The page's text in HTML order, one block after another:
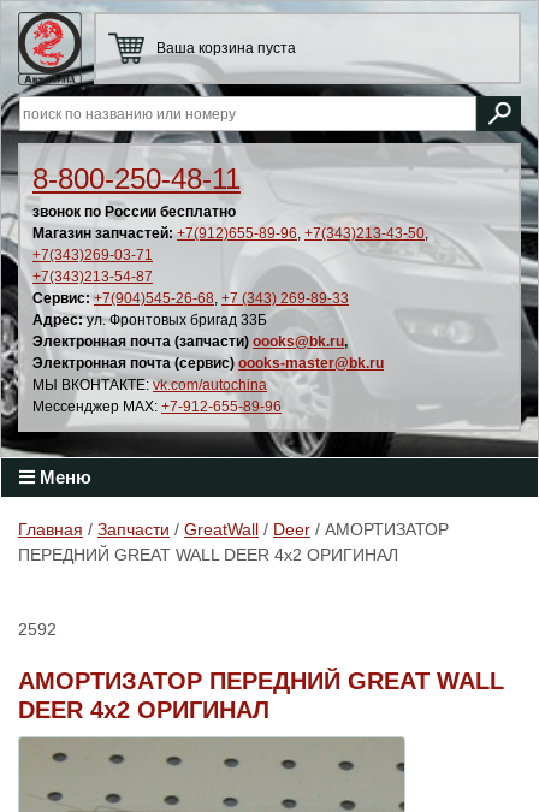
8-800-250-48-11
звонок по России бесплатно
Магазин запчастей: +7(912)655-89-96, +7(343)213-43-50,
+7(343)269-03-71
+7(343)213-54-87
Сервис: +7(904)545-26-68, +7 (343) 269-89-33
Адрес:ул. Фронтовых бригад 33Б
Электронная почта (запчасти) oooks@bk.ru,
Электронная почта (сервис) oooks-master@bk.ru
МЫ ВКОНТАКТЕ: vk.com/autochina
Мессенджер MAX: +7-912-655-89-96
Ваша корзина пуста
Меню
Главная / Запчасти / GreatWall / Deer / АМОРТИЗАТОР
ПЕРЕДНИЙ GREAT WALL DEER 4x2 ОРИГИНАЛ
2592
АМОРТИЗАТОР ПЕРЕДНИЙ GREAT WALL
DEER 4x2 ОРИГИНАЛ